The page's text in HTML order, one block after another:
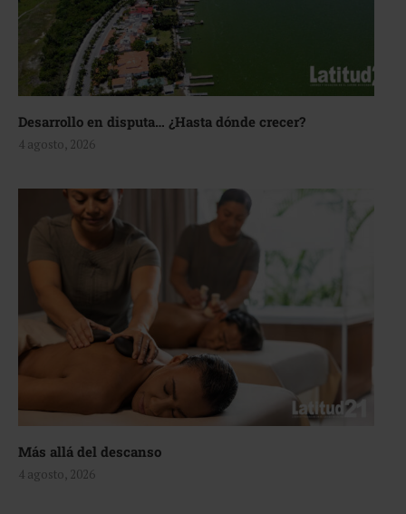
Desarrollo en disputa… ¿Hasta dónde crecer?
4 agosto, 2026
Más allá del descanso
4 agosto, 2026